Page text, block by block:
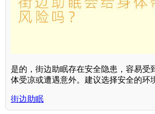
是的，街边助眠存在安全隐患，容易受
体受凉或遭遇意外。建议选择安全的环
街边助眠